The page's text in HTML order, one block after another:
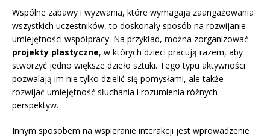
Wspólne zabawy i wyzwania, które wymagają zaangażowania
wszystkich uczestników, to doskonały sposób na rozwijanie
umiejętności współpracy. Na przykład, można zorganizować
projekty plastyczne, w których dzieci pracują razem, aby
stworzyć jedno większe dzieło sztuki. Tego typu aktywności
pozwalają im nie tylko dzielić się pomysłami, ale także
rozwijać umiejętność słuchania i rozumienia różnych
perspektyw.
Innym sposobem na wspieranie interakcji jest wprowadzenie